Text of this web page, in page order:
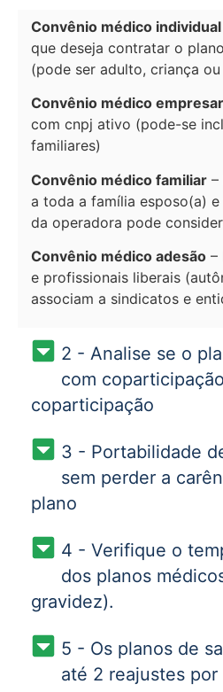
Convênio médico individual
que deseja contratar o
(pode ser adulto, criança
Convênio médico
com cnpj ativo (pode-se
familiares)
Convênio médico familiar –
a toda a família esposo(a)
da operadora pode
Convênio médico adesão –
e profissionais liberais
associam a sindicatos e
2 - Analise se o
com
coparticipação
3 - Portabilidade
sem perder a
plano
4 - Verifique o
dos planos
gravidez).
5 - Os planos de
até 2 reajustes por